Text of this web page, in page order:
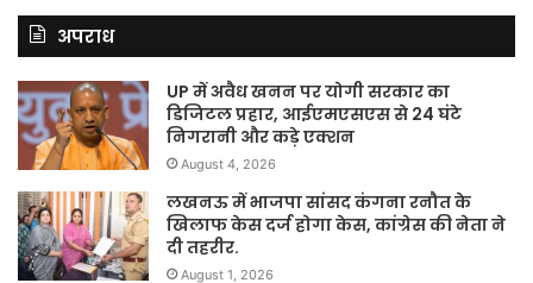
अपराध
UP में अवैध खनन पर योगी सरकार का
डिजिटल प्रहार, आईएमएसएस से 24 घंटे
निगरानी और कड़े एक्शन
August 4, 2026
लखनऊ में भाजपा सांसद कंगना रनौत के
खिलाफ केस दर्ज होगा केस, कांग्रेस की नेता ने
दी तहरीर.
August 1, 2026